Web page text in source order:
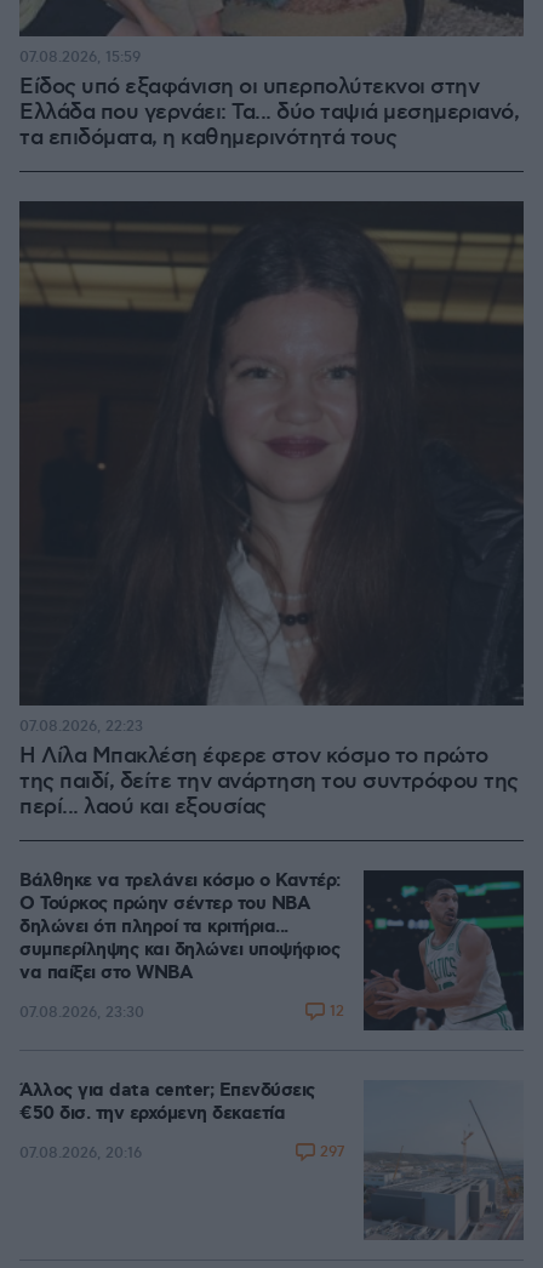
Είδος υπό εξαφάνιση οι υπερπολύτεκνοι στην
Ελλάδα που γερνάει: Τα... δύο ταψιά μεσημεριανό,
τα επιδόματα, η καθημερινότητά τους
07.08.2026, 15:59
Η Λίλα Μπακλέση έφερε στον κόσμο το πρώτο
της παιδί, δείτε την ανάρτηση του συντρόφου της
περί... λαού και εξουσίας
07.08.2026, 22:23
Βάλθηκε να τρελάνει κόσμο ο Καντέρ:
Ο Τούρκος πρώην σέντερ του NBA
δηλώνει ότι πληροί τα κριτήρια...
συμπερίληψης και δηλώνει υποψήφιος
να παίξει στο WNBA
07.08.2026, 23:30 12
Άλλος για data center; Επενδύσεις
€50 δισ. την ερχόμενη δεκαετία
07.08.2026, 20:16 297